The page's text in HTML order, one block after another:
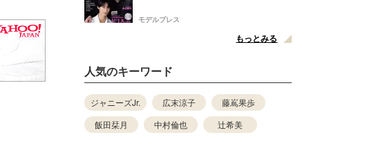
モデルプレス
もっとみる
人気のキーワード
ジャニーズJr. 広末涼子
藤嶌果歩
飯田栞月
中村倫也 辻希美